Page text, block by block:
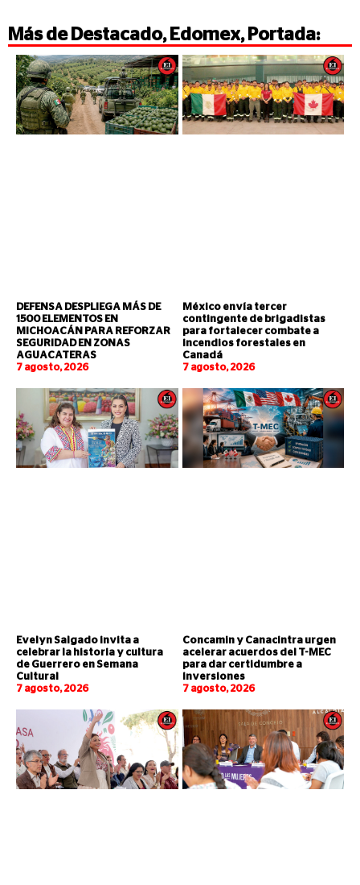
Más de Destacado, Edomex, Portada:
DEFENSA DESPLIEGA MÁS DE
1500 ELEMENTOS EN
MICHOACÁN PARA REFORZAR
SEGURIDAD EN ZONAS
AGUACATERAS
7 agosto, 2026
México envía tercer
contingente de brigadistas
para fortalecer combate a
incendios forestales en
Canadá
7 agosto, 2026
Evelyn Salgado invita a
celebrar la historia y cultura
de Guerrero en Semana
Cultural
7 agosto, 2026
Concamin y Canacintra urgen
acelerar acuerdos del T-MEC
para dar certidumbre a
inversiones
7 agosto, 2026